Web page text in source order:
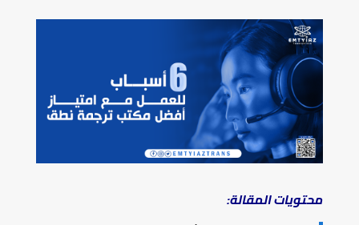
محتويات المقالة: